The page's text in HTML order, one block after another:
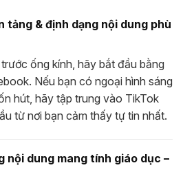
tảng & định dạng nội dung phù
ống kính, hãy bắt đầu bằng
Nếu bạn có ngoại hình sáng
hút, hãy tập trung vào TikTok
từ nơi bạn cảm thấy tự tin nhất.
nội dung mang tính giáo dục –